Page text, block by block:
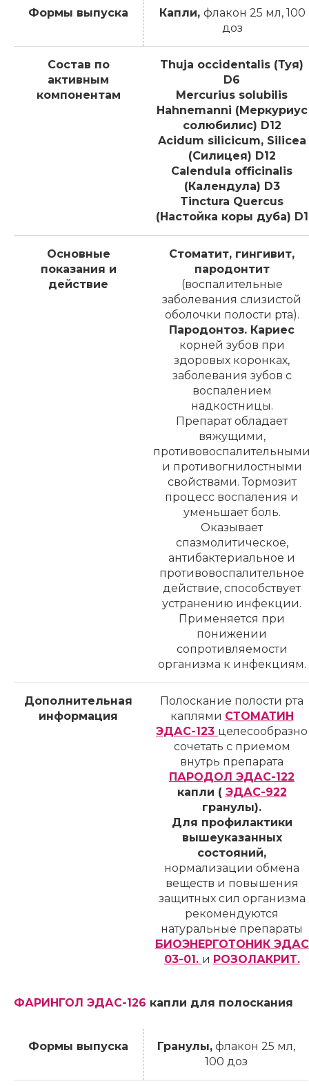
Формы выпуска Капли, флакон 25 мл, 100
доз
Состав по
активным
компонентам
Thuja occidentalis (Туя)
D6
Mercurius solubilis
Hahnemanni (Меркуриус
солюбилис) D12
Acidum silicicum, Silicea
(Силицея) D12
Calendula officinalis
(Календула) D3
Tinctura Quercus
(Настойка коры дуба) D1
Основные
показания и
действие
Стоматит, гингивит,
пародонтит
(воспалительные
заболевания слизистой
оболочки полости рта).
Пародонтоз. Кариес
корней зубов при
здоровых коронках,
заболевания зубов с
воспалением
надкостницы.
Препарат обладает
вяжущими,
и противогнилостными
свойствами. Тормозит
процесс воспаления и
уменьшает боль.
Оказывает
спазмолитическое,
антибактериальное и
противовоспалительное
действие, способствует
устранению инфекции.
Применяется при
понижении
сопротивляемости
организма к инфекциям.
Дополнительная
информация
Полоскание полости рта
каплями СТОМАТИН
ЭДАС-123 целесообразно
сочетать с приемом
внутрь препарата
ПАРОДОЛ ЭДАС-122
капли ( ЭДАС-922
гранулы).
Для профилактики
вышеуказанных
состояний,
нормализации обмена
веществ и повышения
защитных сил организма
рекомендуются
натуральные препараты
БИОЭНЕРГОТОНИК ЭДАС
03-01. и РОЗОЛАКРИТ.
ФАРИНГОЛ ЭДАС-126 капли для полоскания
Формы выпуска Гранулы,флакон 25 мл,
100 доз